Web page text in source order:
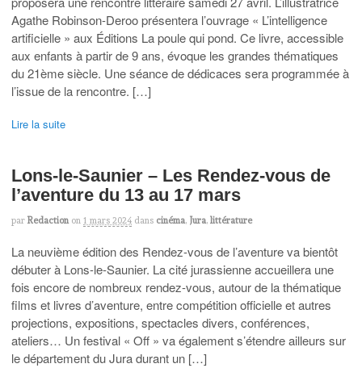
Agathe Robinson-Deroo présentera l’ouvrage « L’intelligence
artificielle » aux Éditions La poule qui pond. Ce livre, accessible
aux enfants à partir de 9 ans, évoque les grandes thématiques
du 21ème siècle. Une séance de dédicaces sera programmée à
l’issue de la rencontre. […]
Lire la suite
Lons-le-Saunier – Les Rendez-vous de
l’aventure du 13 au 17 mars
par Redaction on 1 mars 2024 dans cinéma, Jura, littérature
La neuvième édition des Rendez-vous de l’aventure va bientôt
débuter à Lons-le-Saunier. La cité jurassienne accueillera une
fois encore de nombreux rendez-vous, autour de la thématique
films et livres d’aventure, entre compétition officielle et autres
projections, expositions, spectacles divers, conférences,
ateliers… Un festival « Off » va également s’étendre ailleurs sur
le département du Jura durant un […]